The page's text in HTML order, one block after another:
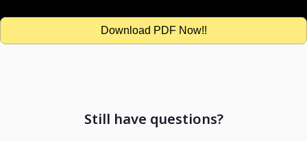
Download PDF Now!!
Still have questions?